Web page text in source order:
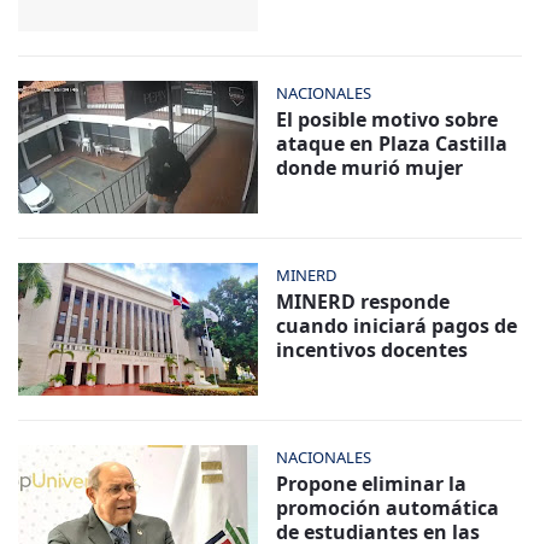
NACIONALES
El posible motivo sobre
ataque en Plaza Castilla
donde murió mujer
MINERD
MINERD responde
cuando iniciará pagos de
incentivos docentes
NACIONALES
Propone eliminar la
promoción automática
de estudiantes en las